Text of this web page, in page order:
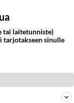
tai laitetunniste)
tarjotakseen sinulle